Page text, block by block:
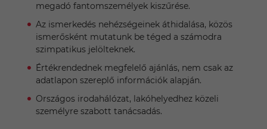
megadó fantomszemélyek kiszűrése.
Az ismerkedés nehézségeinek áthidalása, közös
ismerősként mutatunk be téged a számodra
szimpatikus jelölteknek.
Értékrendednek megfelelő ajánlás, nem csak az
adatlapon szereplő információk alapján.
Országos irodahálózat, lakóhelyedhez közeli
személyre szabott tanácsadás.